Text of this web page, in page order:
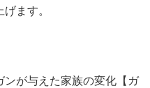
ます。
ンが与えた家族の変化【ガ